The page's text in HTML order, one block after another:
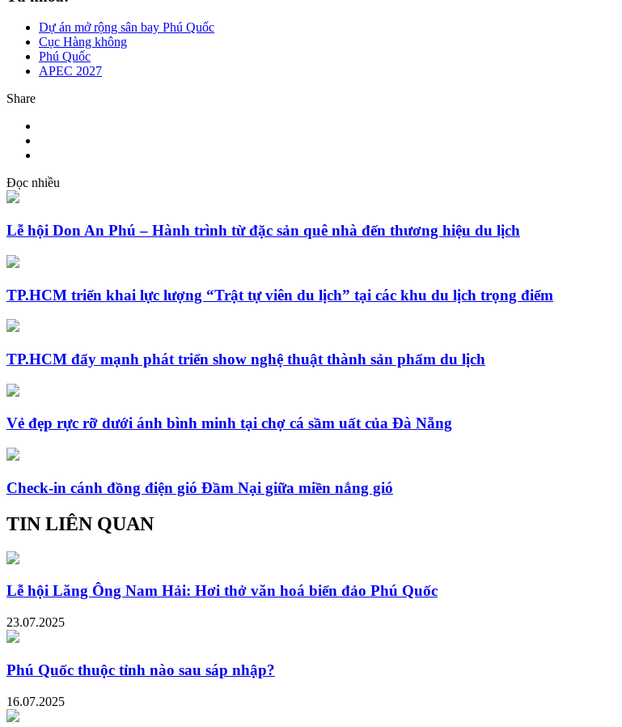
Dự án mở rộng sân bay Phú Quốc
Cục Hàng không
Phú Quốc
APEC 2027
Share
Đọc nhiều
Lễ hội Don An Phú – Hành trình từ đặc sản quê nhà đến thương hiệu du lịch
TP.HCM triển khai lực lượng “Trật tự viên du lịch” tại các khu du lịch trọng điểm
TP.HCM đẩy mạnh phát triển show nghệ thuật thành sản phẩm du lịch
Vẻ đẹp rực rỡ dưới ánh bình minh tại chợ cá sầm uất của Đà Nẵng
Check-in cánh đồng điện gió Đầm Nại giữa miền nắng gió
TIN LIÊN QUAN
Lễ hội Lăng Ông Nam Hải: Hơi thở văn hoá biển đảo Phú Quốc
23.07.2025
Phú Quốc thuộc tỉnh nào sau sáp nhập?
16.07.2025